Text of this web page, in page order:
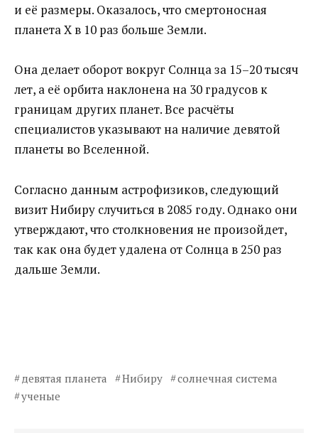
и её размеры. Оказалось, что смертоносная
планета Х в 10 раз больше Земли.
Она делает оборот вокруг Солнца за 15–20 тысяч
лет, а её орбита наклонена на 30 градусов к
границам других планет. Все расчёты
специалистов указывают на наличие девятой
планеты во Вселенной.
Согласно данным астрофизиков, следующий
визит Нибиру случиться в 2085 году. Однако они
утверждают, что столкновения не произойдет,
так как она будет удалена от Солнца в 250 раз
дальше Земли.
девятая планета Нибиру
солнечная система
ученые